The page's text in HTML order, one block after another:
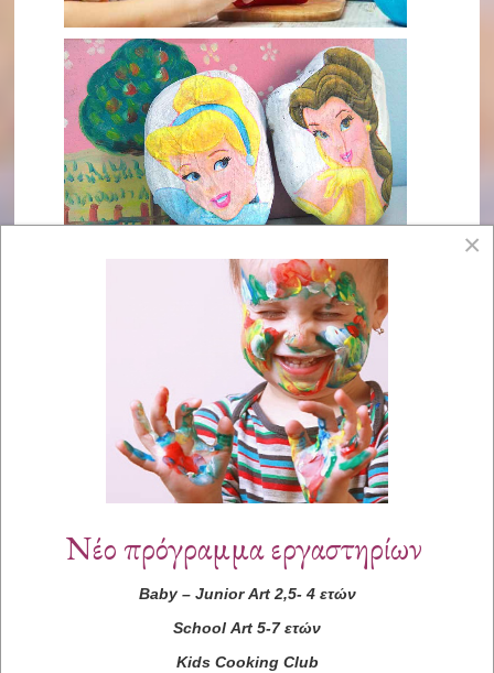
×
Νέο πρόγραμμα εργαστηρίων
Baby– Junior Art2,5- 4 ετών
School Art 5-7 ετών
Kids Cooking Club